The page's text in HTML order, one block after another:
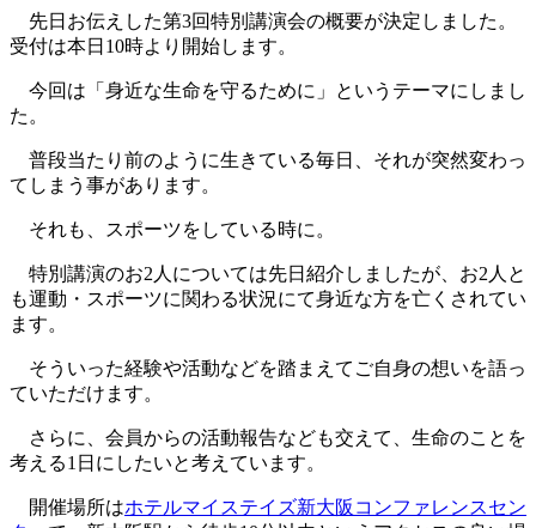
日
時
:
先日お伝えした第3回特別講演会の概要が決定しました。
受付は本日10時より開始します。
今回は「身近な生命を守るために」というテーマにしまし
た。
普段当たり前のように生きている毎日、それが突然変わっ
てしまう事があります。
それも、スポーツをしている時に。
特別講演のお2人については先日紹介しましたが、お2人と
も運動・スポーツに関わる状況にて身近な方を亡くされてい
ます。
そういった経験や活動などを踏まえてご自身の想いを語っ
ていただけます。
さらに、会員からの活動報告なども交えて、生命のことを
考える1日にしたいと考えています。
開催場所はホテルマイステイズ新大阪コンファレンスセン